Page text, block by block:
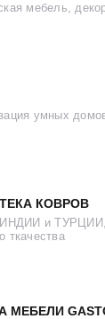
мебель,
умных
КОВРОВ
ИНДИИ и ТУРЦИИ,
ткачества
МЕБЕЛИ